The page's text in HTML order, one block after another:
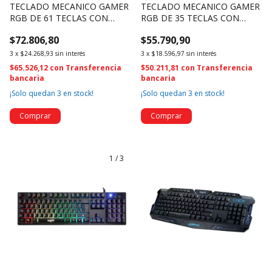
TECLADO MECANICO GAMER
RGB DE 61 TECLAS CON
(4689)
$72.806,80
3 x $24.268,93 sin interés
$65.526,12 con Transferencia
bancaria
¡Solo quedan 3 en stock!
TECLADO MECANICO GAMER
RGB DE 35 TECLAS CON
(4688)
$55.790,90
3 x $18.596,97 sin interés
$50.211,81 con Transferencia
bancaria
¡Solo quedan 3 en stock!
1 /3